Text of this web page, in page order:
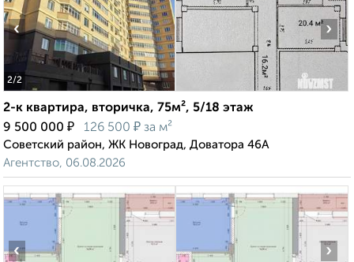
2/2
‹ ›
2-к квартира, вторичка, 75м², 5/18 этаж
9 500 000 ₽ 126 500 ₽ за м²
Советский район, ЖК Новоград, Доватора 46А
Агентство, 06.08.2026
‹ ›